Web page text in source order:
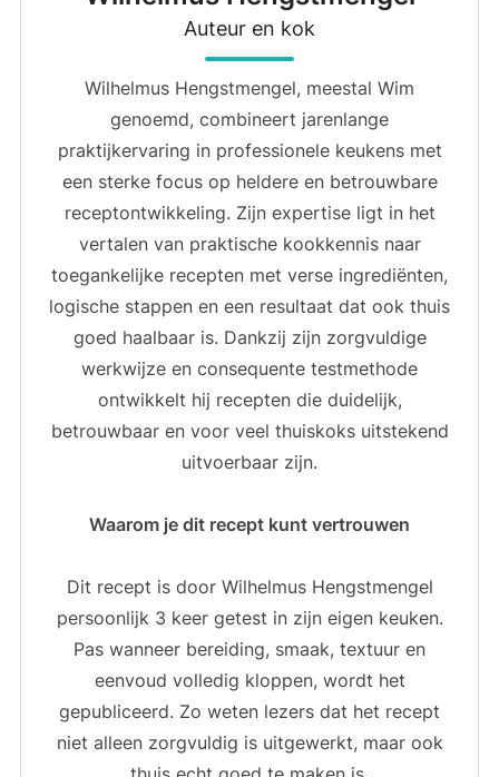
Auteur en kok
Wilhelmus Hengstmengel, meestal Wim
genoemd, combineert jarenlange
praktijkervaring in professionele keukens met
een sterke focus op heldere en betrouwbare
receptontwikkeling. Zijn expertise ligt in het
vertalen van praktische kookkennis naar
toegankelijke recepten met verse ingrediënten,
logische stappen en een resultaat dat ook thuis
goed haalbaar is. Dankzij zijn zorgvuldige
werkwijze en consequente testmethode
ontwikkelt hij recepten die duidelijk,
betrouwbaar en voor veel thuiskoks uitstekend
uitvoerbaar zijn.
Waarom je dit recept kunt vertrouwen
Dit recept is door Wilhelmus Hengstmengel
persoonlijk 3 keer getest in zijn eigen keuken.
Pas wanneer bereiding, smaak, textuur en
eenvoud volledig kloppen, wordt het
gepubliceerd. Zo weten lezers dat het recept
niet alleen zorgvuldig is uitgewerkt, maar ook